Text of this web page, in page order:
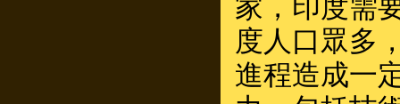
家，印度需
度人口眾多
進程造成一